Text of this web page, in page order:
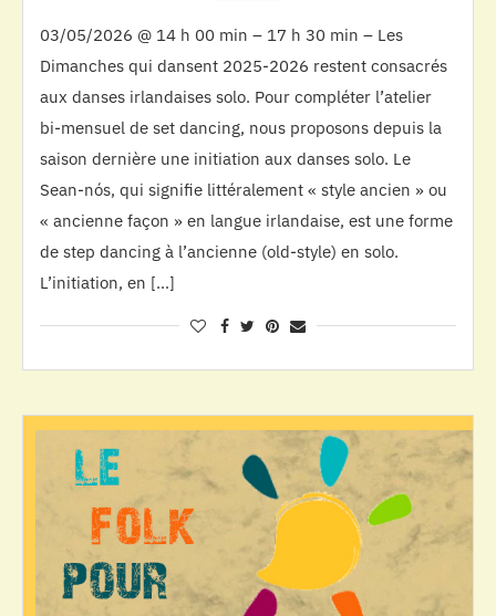
03/05/2026 @ 14 h 00 min – 17 h 30 min – Les
Dimanches qui dansent 2025-2026 restent consacrés
aux danses irlandaises solo. Pour compléter l’atelier
bi-mensuel de set dancing, nous proposons depuis la
saison dernière une initiation aux danses solo. Le
Sean-nós, qui signifie littéralement « style ancien » ou
« ancienne façon » en langue irlandaise, est une forme
de step dancing à l’ancienne (old-style) en solo.
L’initiation, en […]